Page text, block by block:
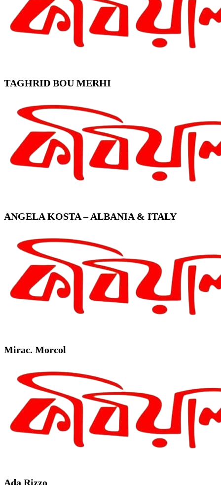
TAGHRID BOU MERHI
ANGELA KOSTA – ALBANIA & ITALY
Mirac. Morcol
Ada Rizzo